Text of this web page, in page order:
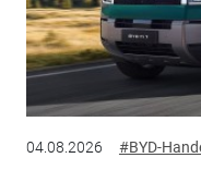
04.08.2026 #BYD-